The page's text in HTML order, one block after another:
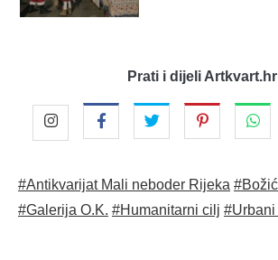
Prati i dijeli Artkvart.hr
#Antikvarijat Mali neboder Rijeka
#Galerija O.K. #Humanitarni cilj